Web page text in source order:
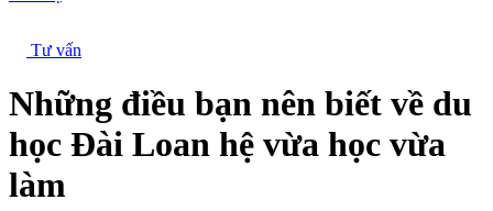
Tư vấn
Những điều bạn nên biết về du
học Đài Loan hệ vừa học vừa
làm